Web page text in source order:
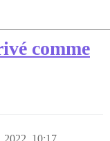
comme
2022, 10:17